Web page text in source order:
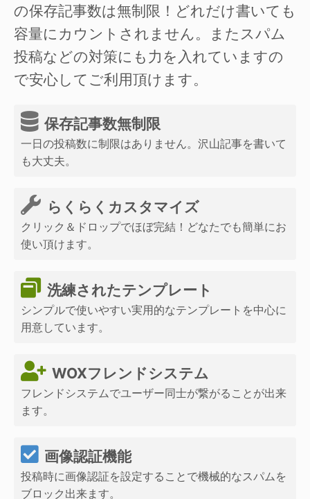
の保存記事数は無制限！どれだけ書いても
容量にカウントされません。またスパム
投稿などの対策にも力を入れていますの
で安心してご利用頂けます。
保存記事数無制限
一日の投稿数に制限はありません。沢山記事を書いて
も大丈夫。
らくらくカスタマイズ
クリック＆ドロップでほぼ完結！どなたでも簡単にお
使い頂けます。
洗練されたテンプレート
シンプルで使いやすい実用的なテンプレートを中心に
用意しています。
WOXフレンドシステム
フレンドシステムでユーザー同士が繋がることが出来
ます。
画像認証機能
投稿時に画像認証を設定することで機械的なスパムを
ブロック出来ます。